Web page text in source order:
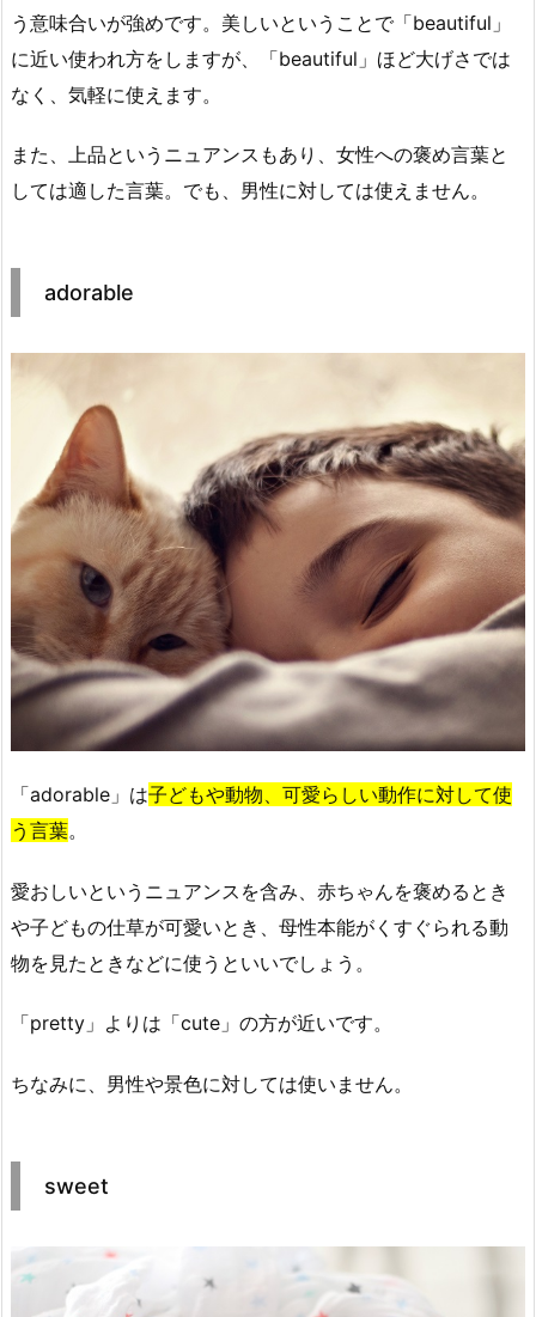
う意味合いが強めです。美しいということで「beautiful」
に近い使われ方をしますが、「beautiful」ほど大げさでは
なく、気軽に使えます。
また、上品というニュアンスもあり、女性への褒め言葉と
しては適した言葉。でも、男性に対しては使えません。
adorable
「adorable」は子どもや動物、可愛らしい動作に対して使
う言葉。
愛おしいというニュアンスを含み、赤ちゃんを褒めるとき
や子どもの仕草が可愛いとき、母性本能がくすぐられる動
物を見たときなどに使うといいでしょう。
「pretty」よりは「cute」の方が近いです。
ちなみに、男性や景色に対しては使いません。
sweet